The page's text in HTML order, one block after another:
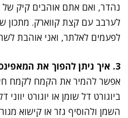
נהדר, ואם אתם אוהבים קיק
לערבב עם קצת קווארק. מתכון
לפעמים לאלתר, ואני אוהבת
3. איך ניתן להפוך את המאפינס לגרסה בריאה יותר?
אפשר להמיר את הקמח לקמח
ביוגורט דל שומן או יוגורט
השמן ולהוסיף גזר או קישוא